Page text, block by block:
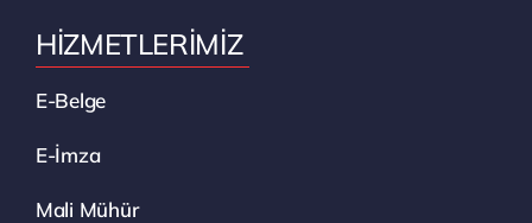
HİZMETLERİMİZ
E-Belge
E-İmza
Mali Mühür